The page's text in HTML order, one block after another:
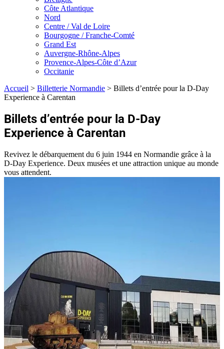
Côte Atlantique
Nord
Centre / Val de Loire
Bourgogne / Franche-Comté
Grand Est
Auvergne-Rhône-Alpes
Provence-Alpes-Côte d’Azur
Occitanie
Accueil > Billetterie Normandie > Billets d’entrée pour la D-Day
Experience à Carentan
Billets d’entrée pour la D-Day
Experience à Carentan
Revivez le débarquement du 6 juin 1944 en Normandie grâce à la
D-Day Experience. Deux musées et une attraction unique au monde
vous attendent.